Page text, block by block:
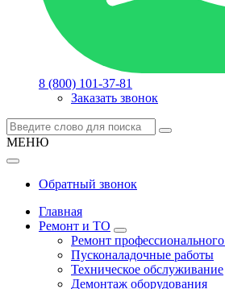
8 (800) 101-37-81
Заказать звонок
МЕНЮ
Обратный звонок
Главная
Ремонт и ТО
Ремонт
Пусконаладочные работы
Техническое обслуживание
Демонтаж оборудования